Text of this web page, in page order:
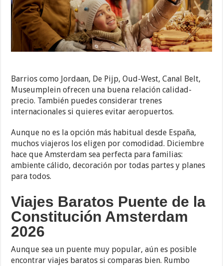
Barrios como Jordaan, De Pijp, Oud-West, Canal Belt,
Museumplein ofrecen una buena relación calidad-
precio. También puedes considerar trenes
internacionales si quieres evitar aeropuertos.
Aunque no es la opción más habitual desde España,
muchos viajeros los eligen por comodidad. Diciembre
hace que Amsterdam sea perfecta para familias:
ambiente cálido, decoración por todas partes y planes
para todos.
Viajes Baratos Puente de la
Constitución Amsterdam
2026
Aunque sea un puente muy popular, aún es posible
encontrar viajes baratos si comparas bien. Rumbo